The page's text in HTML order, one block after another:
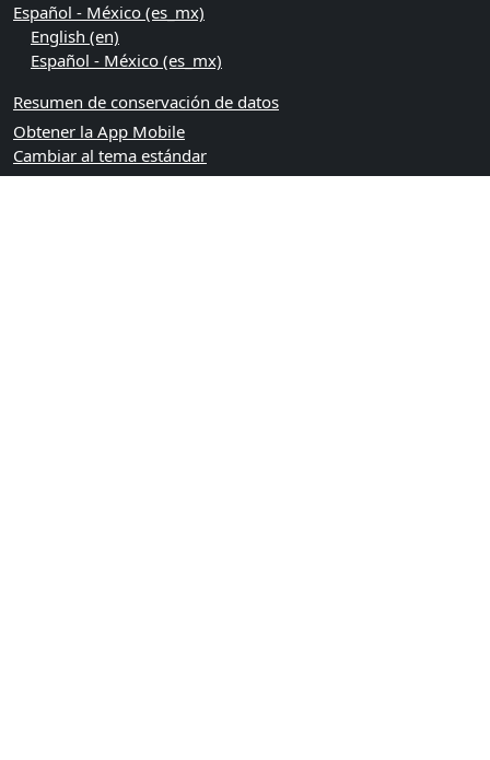
Español - México ‎(es_mx)‎
English ‎(en)‎
Español - México ‎(es_mx)‎
Resumen de conservación de datos
Obtener la App Mobile
Cambiar al tema estándar